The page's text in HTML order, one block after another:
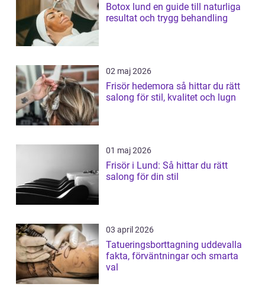
Botox lund en guide till naturliga
resultat och trygg behandling
02 maj 2026
Frisör hedemora så hittar du rätt
salong för stil, kvalitet och lugn
01 maj 2026
Frisör i Lund: Så hittar du rätt
salong för din stil
03 april 2026
Tatueringsborttagning uddevalla
fakta, förväntningar och smarta
val